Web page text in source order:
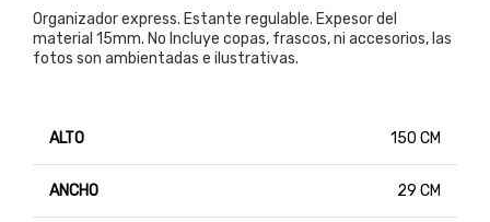
Organizador express. Estante regulable. Expesor del
material 15mm. No Incluye copas, frascos, ni accesorios, las
fotos son ambientadas e ilustrativas.
ALTO 150 CM
ANCHO 29 CM